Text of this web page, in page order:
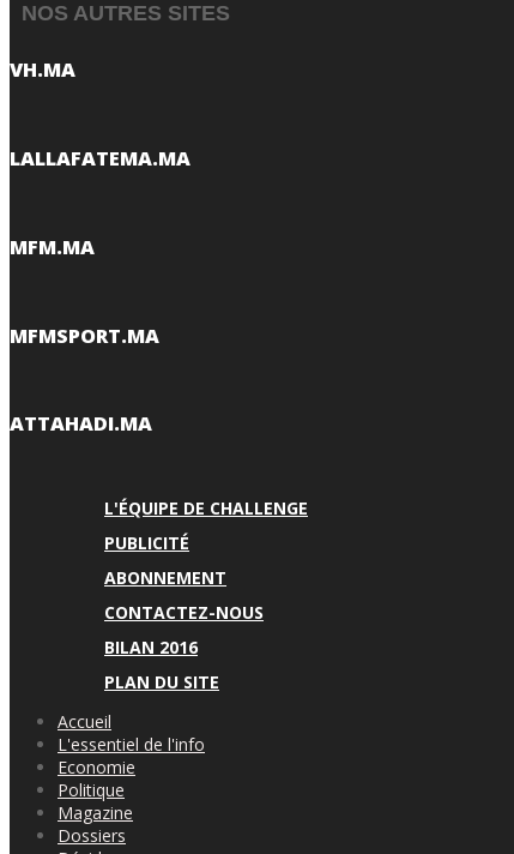
NOS AUTRES SITES
VH.MA
LALLAFATEMA.MA
MFM.MA
MFMSPORT.MA
ATTAHADI.MA
L'ÉQUIPE DE CHALLENGE
PUBLICITÉ
ABONNEMENT
CONTACTEZ-NOUS
BILAN 2016
PLAN DU SITE
Accueil
L'essentiel de l'info
Economie
Politique
Magazine
Dossiers